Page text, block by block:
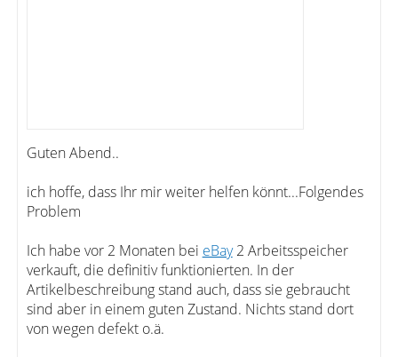
Guten Abend..
ich hoffe, dass Ihr mir weiter helfen könnt...Folgendes
Problem
Ich habe vor 2 Monaten bei eBay 2 Arbeitsspeicher
verkauft, die definitiv funktionierten. In der
Artikelbeschreibung stand auch, dass sie gebraucht
sind aber in einem guten Zustand. Nichts stand dort
von wegen defekt o.ä.